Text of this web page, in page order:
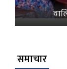
समाचार